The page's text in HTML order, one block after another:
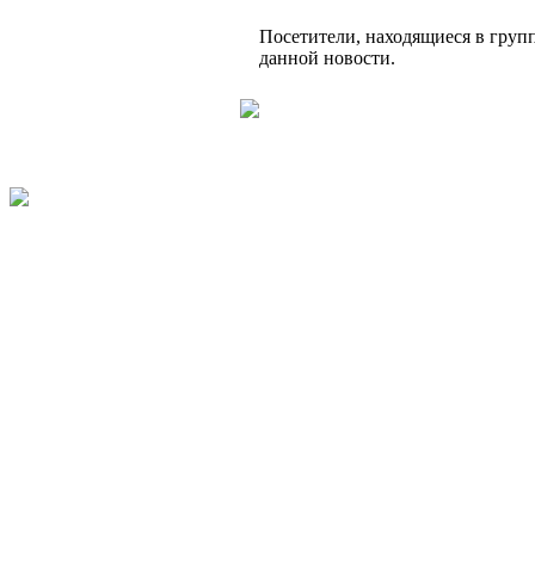
Посетители, находящиеся в
данной новости.